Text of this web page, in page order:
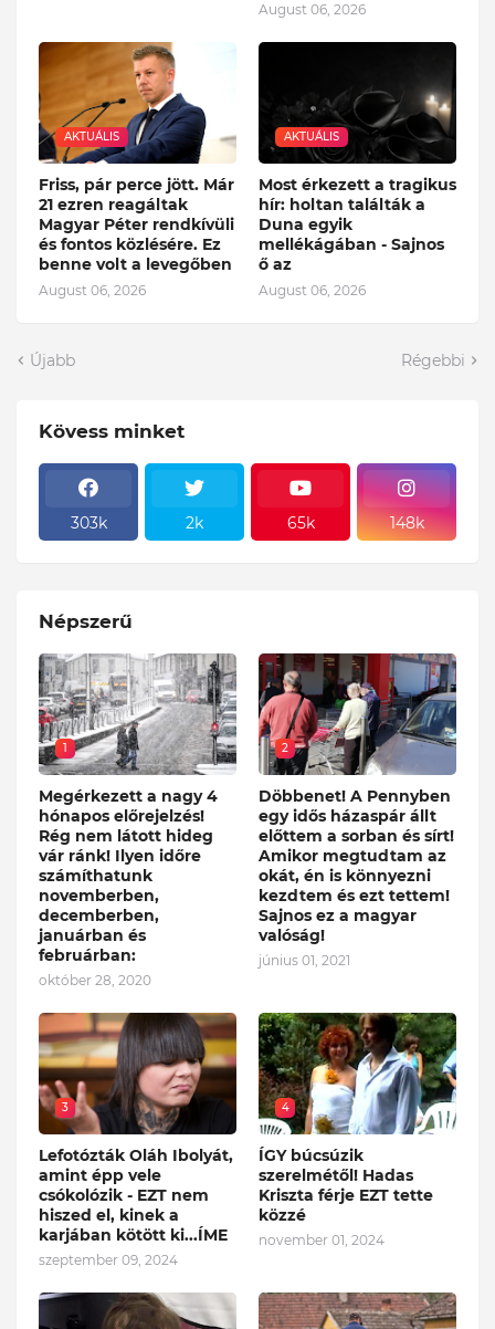
August 06, 2026
AKTUÁLIS
Friss, pár perce jött. Már
21 ezren reagáltak
Magyar Péter rendkívüli
és fontos közlésére. Ez
benne volt a levegőben
August 06, 2026
AKTUÁLIS
Most érkezett a tragikus
hír: holtan találták a
Duna egyik
mellékágában - Sajnos
ő az
August 06, 2026
Újabb Régebbi
Kövess minket
303k 2k 65k 148k
Népszerű
1
Megérkezett a nagy 4
hónapos előrejelzés!
Rég nem látott hideg
vár ránk! Ilyen időre
számíthatunk
novemberben,
decemberben,
januárban és
februárban:
október 28, 2020
2
Döbbenet! A Pennyben
egy idős házaspár állt
előttem a sorban és sírt!
Amikor megtudtam az
okát, én is könnyezni
kezdtem és ezt tettem!
Sajnos ez a magyar
valóság!
június 01, 2021
3
Lefotózták Oláh Ibolyát,
amint épp vele
csókolózik - EZT nem
hiszed el, kinek a
karjában kötött ki...ÍME
szeptember 09, 2024
4
ÍGY búcsúzik
szerelmétől! Hadas
Kriszta férje EZT tette
közzé
november 01, 2024